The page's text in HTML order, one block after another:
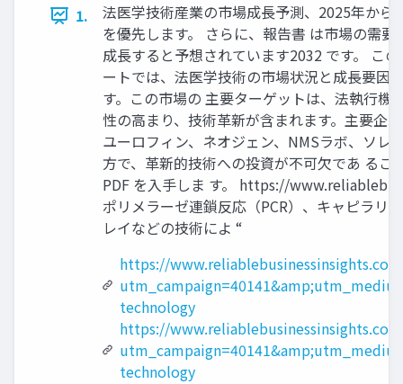
1.
法医学技術産業の市場成長予測、2025年から
を優先します。 さらに、報告書 は市場の需
成長すると予想されています2032 です。 こ
ートでは、法医学技術の市場状況と成長要因
す。この市場の 主要ターゲットは、法執行
性の高まり、技術革新が含まれます。主要企
ユーロフィン、ネオジェン、NMSラボ、ソ
方で、革新的技術への投資が不可欠であ る
PDF を入手しま す。 https://
ポリメラーゼ連鎖反応（PCR）、キャピラリ
レイなどの技術によ “
https://
technology
https://
technology